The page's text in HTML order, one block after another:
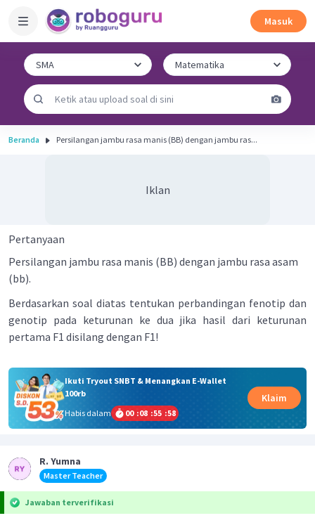
Masuk
Beranda Persilangan jambu rasa manis (BB) dengan jambu ras...
Iklan
Pertanyaan
Persilangan jambu rasa manis (BB) dengan jambu rasa asam
(bb).
Berdasarkan soal diatas tentukan perbandingan fenotip dan
genotip pada keturunan ke dua jika hasil dari keturunan
pertama F1 disilang dengan F1!
Ikuti Tryout SNBT & Menangkan E-Wallet
100rb
Habis dalam
00 :08 :55 :58
Klaim
R. Yumna
Master Teacher
Jawaban terverifikasi